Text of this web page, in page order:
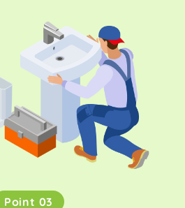
Point 03